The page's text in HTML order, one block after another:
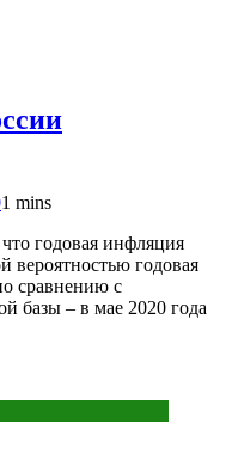
1 mins
годовая инфляция
вероятностью годовая
сравнению с
базы – в мае 2020 года